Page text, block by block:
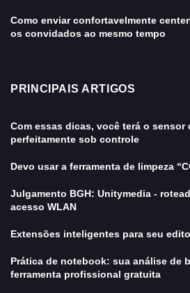
Como enviar confortavelmente
os convidados ao mesmo tempo
PRINCIPAIS ARTIGOS
Com essas dicas, você terá o sensor
perfeitamente sob controle
Devo usar a ferramenta de limpeza
Julgamento BGH: Unitymedia -
acesso WLAN
Extensões inteligentes para seu
Prática de notebook: sua análise de
ferramenta profissional gratuita